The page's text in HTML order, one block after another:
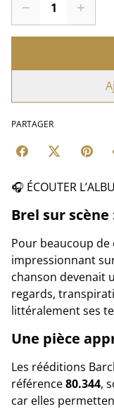
PARTAGER
🎧 ÉCOUTER
Brel sur
Pour beaucoup
impressionnant
chanson devenait
regards,
littéralement ses
Une pièce
Les rééditions
référence80.344,
car elles